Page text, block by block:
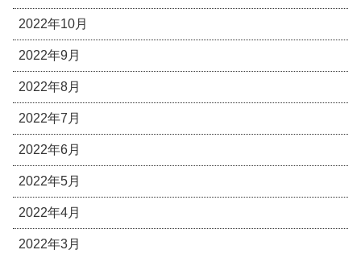
2022年10月
2022年9月
2022年8月
2022年7月
2022年6月
2022年5月
2022年4月
2022年3月